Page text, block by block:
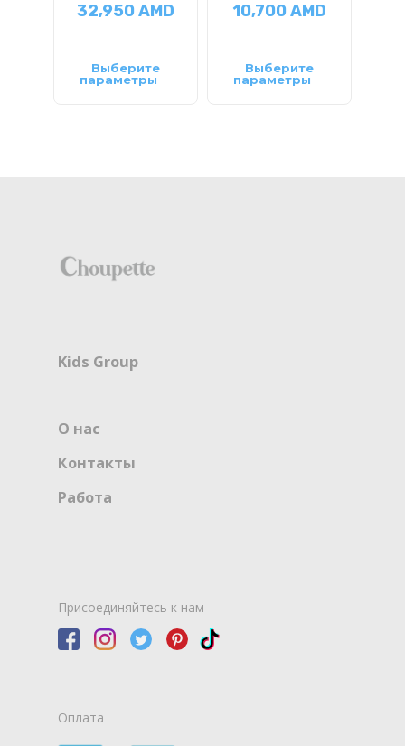
32,950AMD
Выберите
параметры
10,700AMD
Выберите
параметры
Kids Group
О нас
Контакты
Работа
Присоединяйтесь к нам
Оплата